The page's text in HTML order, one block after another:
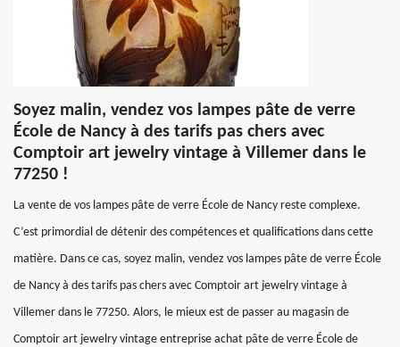
Soyez malin, vendez vos lampes pâte de verre
École de Nancy à des tarifs pas chers avec
Comptoir art jewelry vintage à Villemer dans le
77250 !
La vente de vos lampes pâte de verre École de Nancy reste complexe.
C’est primordial de détenir des compétences et qualifications dans cette
matière. Dans ce cas, soyez malin, vendez vos lampes pâte de verre École
de Nancy à des tarifs pas chers avec Comptoir art jewelry vintage à
Villemer dans le 77250. Alors, le mieux est de passer au magasin de
Comptoir art jewelry vintage entreprise achat pâte de verre École de